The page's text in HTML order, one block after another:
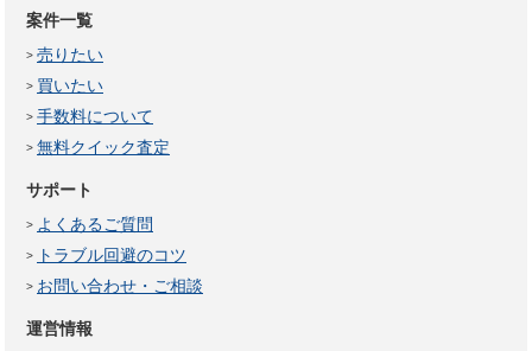
案件一覧
売りたい
買いたい
手数料について
無料クイック査定
サポート
よくあるご質問
トラブル回避のコツ
お問い合わせ・ご相談
運営情報